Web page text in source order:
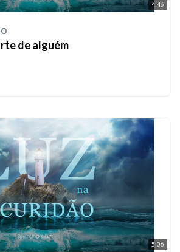
4:46
de alguém
5:06